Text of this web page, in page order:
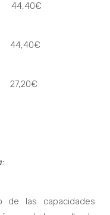
de las capacidades